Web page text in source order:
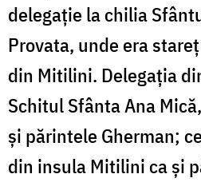
delegație la chilia
Provata, unde era
din Mitilini. Delegația
Schitul Sfânta Ana
și părintele Gherman;
din insula Mitilini ca şi